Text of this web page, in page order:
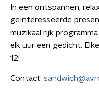
In een ontspannen,
geïnteresseerde
muzikaal rijk
elk uur een gedicht.
12!
Contact: